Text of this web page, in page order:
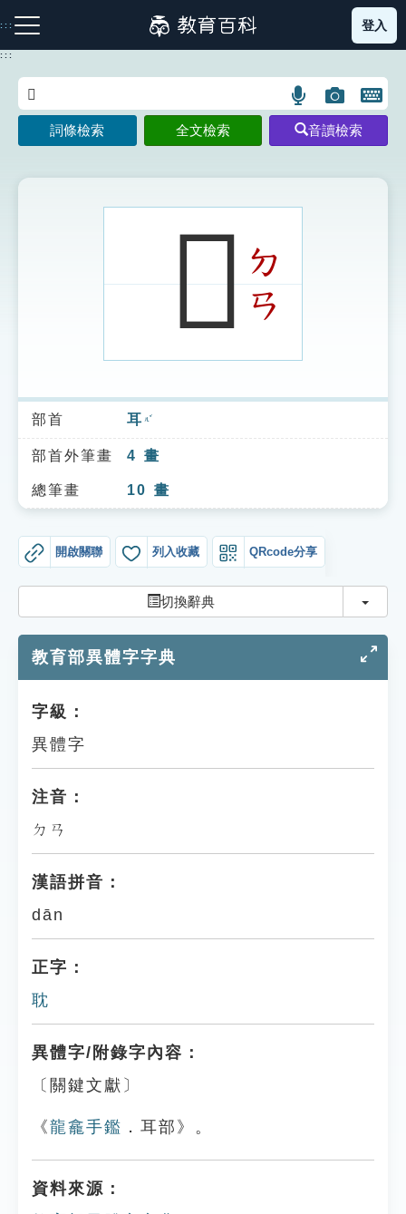
到
主
:::
注音索引圖示 筆畫索引圖示 部首索引表圖示
索引選單
知識索引
單字索引
貓頭鷹博士
登入
:::
語
言
搜
示
圖
片
搜
開
鍵
圖
詞條檢索 全文檢索 音讀檢索
𦕍ㄉ
ㄢ
部首 耳 ㄦˇ
部首外筆畫 4 畫
總筆畫 10 畫
開啟關聯 列入收藏 QRcode分享
切換辭典 切換
教育部異體字字典
字級：
異體字
注音：
ㄉㄢ
漢語拼音：
dān
正字：
耽
異體字/附錄字內容：
〔關鍵文獻〕
《龍龕手鑑 ．耳部》。
資料來源：